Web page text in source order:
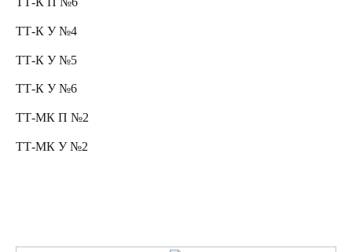
ТТ-К У №4
ТТ-К У №5
ТТ-К У №6
ТТ-МК П №2
ТТ-МК У №2